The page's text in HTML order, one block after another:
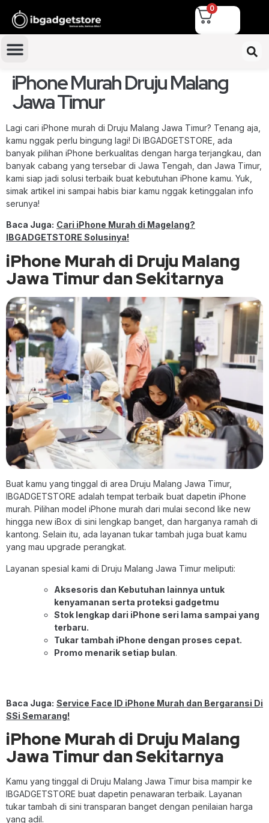
0
iPhone Murah Druju Malang
Jawa Timur
Lagi cari iPhone murah di Druju Malang Jawa Timur? Tenang aja,
kamu nggak perlu bingung lagi! Di IBGADGETSTORE, ada
banyak pilihan iPhone berkualitas dengan harga terjangkau, dan
banyak cabang yang tersebar di Jawa Tengah, dan Jawa Timur,
kami siap jadi solusi terbaik buat kebutuhan iPhone kamu. Yuk,
simak artikel ini sampai habis biar kamu nggak ketinggalan info
serunya!
Baca Juga: Cari iPhone Murah di Magelang?
IBGADGETSTORE Solusinya!
iPhone Murah di Druju Malang
Jawa Timur dan Sekitarnya
Buat kamu yang tinggal di area Druju Malang Jawa Timur,
IBGADGETSTORE adalah tempat terbaik buat dapetin iPhone
murah. Pilihan model iPhone murah dari mulai second like new
hingga new iBox di sini lengkap banget, dan harganya ramah di
kantong. Selain itu, ada layanan tukar tambah juga buat kamu
yang mau upgrade perangkat.
Layanan spesial kami di Druju Malang Jawa Timur meliputi:
Aksesoris dan Kebutuhan lainnya untuk
kenyamanan serta proteksi gadgetmu
Stok lengkap dari iPhone seri lama sampai yang
terbaru.
Tukar tambah iPhone dengan proses cepat.
Promo menarik setiap bulan.
Baca Juga: Service Face ID iPhone Murah dan Bergaransi Di
SSi Semarang!
iPhone Murah di Druju Malang
Jawa Timur dan Sekitarnya
Kamu yang tinggal di Druju Malang Jawa Timur bisa mampir ke
IBGADGETSTORE buat dapetin penawaran terbaik. Layanan
tukar tambah di sini transparan banget dengan penilaian harga
yang adil.